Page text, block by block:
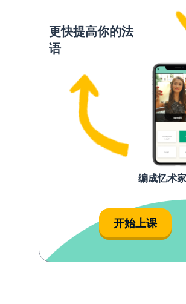
更快提高你的法
语
编成忆术
开始上课